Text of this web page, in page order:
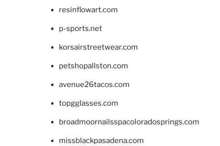
resinflowart.com
p-sports.net
korsairstreetwear.com
petshopallston.com
avenue26tacos.com
topgglasses.com
broadmoornailsspacoloradosprings.com
missblackpasadena.com